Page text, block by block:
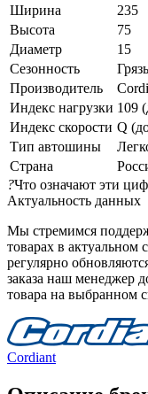
Ширина
235
Высота
75
Диаметр
15
Сезонность
Производитель
Индекс нагрузки 109
Индекс скорости Q
Тип автошины
Страна
?Что означают эти
Актуальность данных
Мы стремимся
товарах в актуальном
регулярно
заказа наш менеджер
товара на выбранном
Cordiant